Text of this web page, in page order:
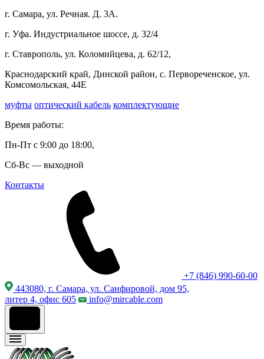
г. Самара, ул. Речная. Д. 3А.
г. Уфа. Индустриальное шоссе, д. 32/4
г. Ставрополь, ул. Коломийцева, д. 62/12,
Краснодарский край, Динской район, с. Первореченское, ул.
Комсомольская, 44Е
муфты оптический кабель комплектующие
Время работы:
Пн-Пт с 9:00 до 18:00,
Сб-Вс — выходной
Контакты
+7 (846) 990-60-00
443080, г. Самара, ул. Санфировой, дом 95,
литер 4, офис 605
info@mircable.com